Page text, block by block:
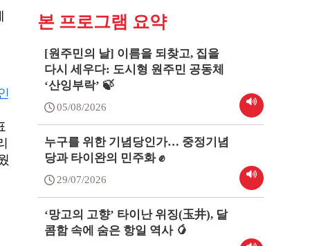
본 프로그램 요약
[원주민의 날] 이름을 되찾고, 집을
다시 세우다: 도시형 원주민 공동체
‘산잉부락’ 🍃
05/08/2026
누구를 위한 기념당인가… 중정기념
당과 타이완의 민주화 ✊
29/07/2026
‘망고의 고향’ 타이난 위징(玉井), 달
콤함 속에 숨은 항일 역사 🥭